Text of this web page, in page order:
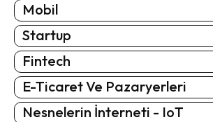
Mobil
Startup
Fintech
E-Ticaret Ve Pazaryerleri
Nesnelerin İnterneti - IoT